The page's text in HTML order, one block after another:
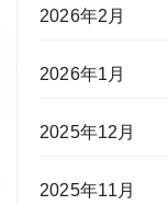
2026年2月
2026年1月
2025年12月
2025年11月